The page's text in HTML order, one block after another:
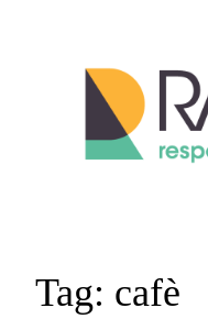
Tag: cafè